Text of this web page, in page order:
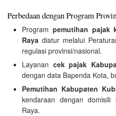
Perbedaan dengan Program
Program pemutihan pajak
Raya diatur melalui
regulasi provinsi/nasional.
Layanan cek pajak
dengan data Bapenda Kota,
Pemutihan Kabupaten
kendaraan dengan
Raya.